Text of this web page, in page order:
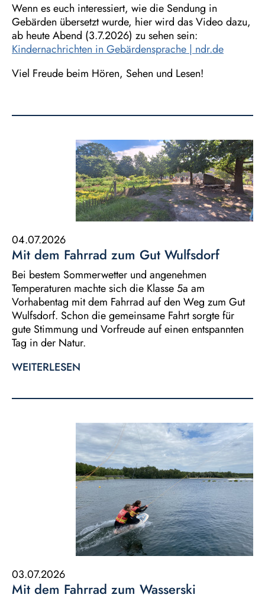
Wenn es euch interessiert, wie die Sendung in
Gebärden übersetzt wurde, hier wird das Video dazu,
ab heute Abend (3.7.2026) zu sehen sein:
Kindernachrichten in Gebärdensprache | ndr.de
Viel Freude beim Hören, Sehen und Lesen!
04.07.2026
Mit dem Fahrrad zum Gut Wulfsdorf
Bei bestem Sommerwetter und angenehmen
Temperaturen machte sich die Klasse 5a am
Vorhabentag mit dem Fahrrad auf den Weg zum Gut
Wulfsdorf. Schon die gemeinsame Fahrt sorgte für
gute Stimmung und Vorfreude auf einen entspannten
Tag in der Natur.
WEITERLESEN
03.07.2026
Mit dem Fahrrad zum Wasserski